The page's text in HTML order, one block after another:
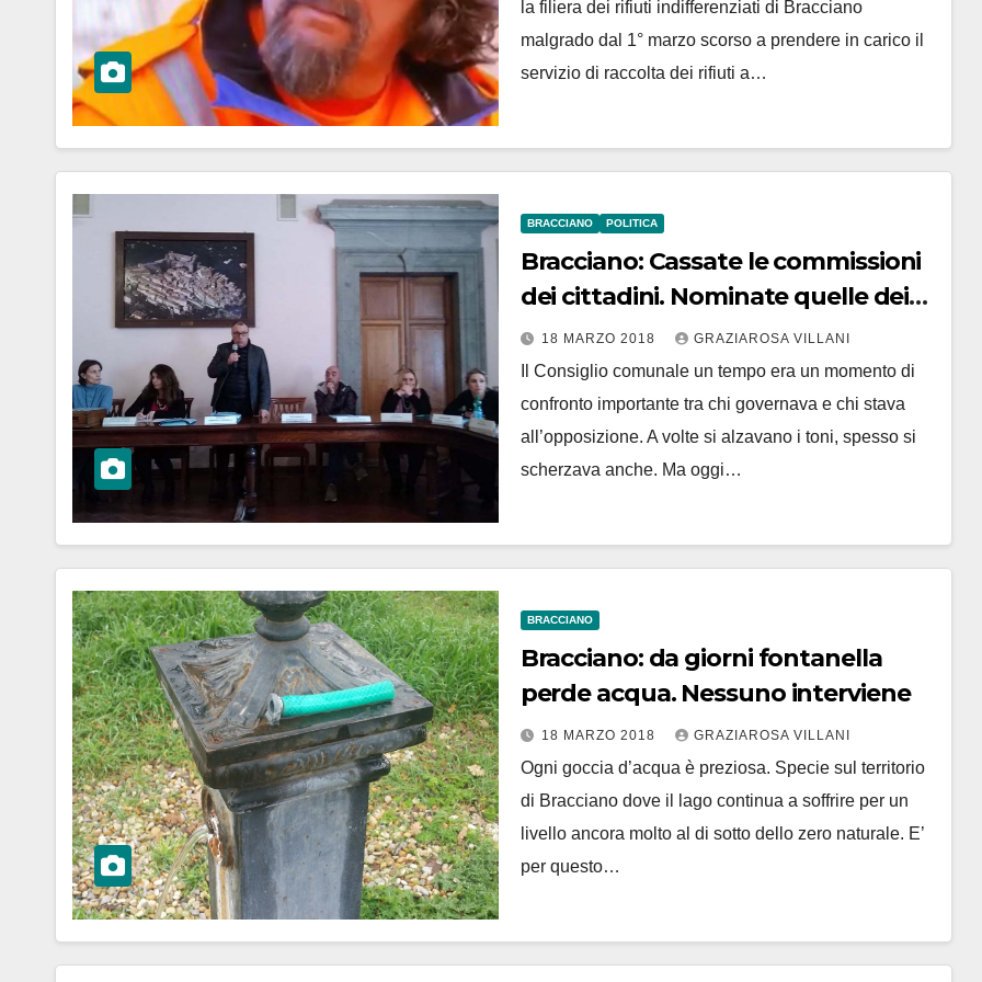
la filiera dei rifiuti indifferenziati di Bracciano
malgrado dal 1° marzo scorso a prendere in carico il
servizio di raccolta dei rifiuti a…
BRACCIANO POLITICA
Bracciano: Cassate le commissioni
dei cittadini. Nominate quelle dei
consiglieri. Il Palazzo si blinda
18 MARZO 2018 GRAZIAROSA VILLANI
Il Consiglio comunale un tempo era un momento di
confronto importante tra chi governava e chi stava
all’opposizione. A volte si alzavano i toni, spesso si
scherzava anche. Ma oggi…
BRACCIANO
Bracciano: da giorni fontanella
perde acqua. Nessuno interviene
18 MARZO 2018 GRAZIAROSA VILLANI
Ogni goccia d’acqua è preziosa. Specie sul territorio
di Bracciano dove il lago continua a soffrire per un
livello ancora molto al di sotto dello zero naturale. E’
per questo…